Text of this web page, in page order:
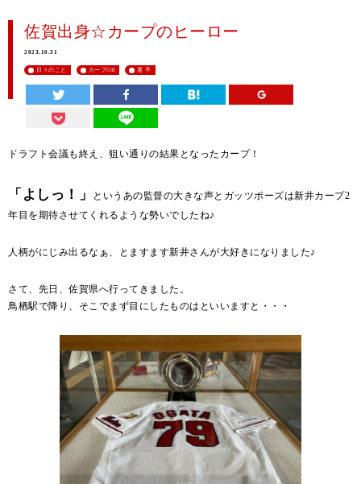
佐賀出身☆カープのヒーロー
2023.10.31
日々のこと カープOB 選 手
ドラフト会議も終え、狙い通りの結果となったカープ！
「よしっ！」
というあの監督の大きな声とガッツポーズは新井カープ2
年目を期待させてくれるような勢いでしたね♪
人柄がにじみ出るなぁ、とますます新井さんが大好きになりました♪
さて、先日、佐賀県へ行ってきました。
鳥栖駅で降り、そこでまず目にしたものはといいますと・・・